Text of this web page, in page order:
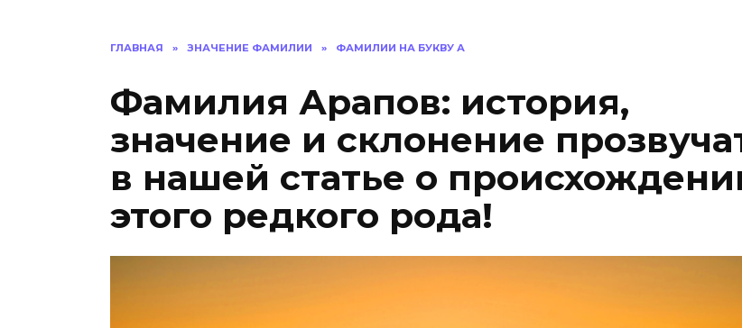
ГЛАВНАЯ » ЗНАЧЕНИЕ ФАМИЛИИ » ФАМИЛИИ НА БУКВУ А
Фамилия Арапов: история,
значение и склонение
в нашей статье о
этого редкого рода!